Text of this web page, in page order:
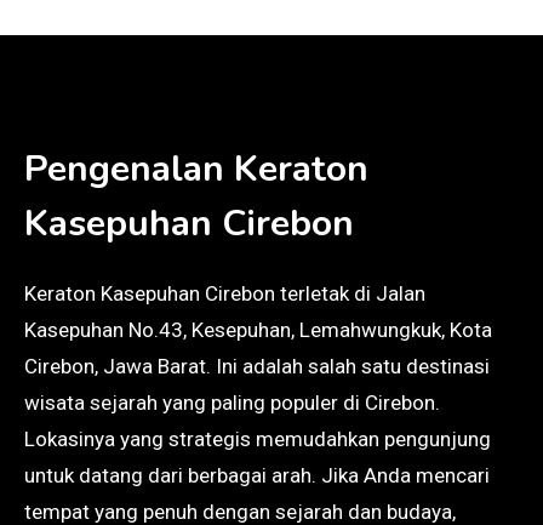
Pengenalan Keraton
Kasepuhan Cirebon
Keraton Kasepuhan Cirebon terletak di Jalan
Kasepuhan No.43, Kesepuhan, Lemahwungkuk, Kota
Cirebon, Jawa Barat. Ini adalah salah satu destinasi
wisata sejarah yang paling populer di Cirebon.
Lokasinya yang strategis memudahkan pengunjung
untuk datang dari berbagai arah. Jika Anda mencari
tempat yang penuh dengan sejarah dan budaya,